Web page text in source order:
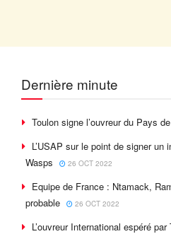
Dernière minute
Toulon signe l’ouvreur du Pays
L’USAP sur le point de signer un
Wasps
26 OCT 2022
Equipe de France : Ntamack,
probable
26 OCT 2022
L’ouvreur International espéré